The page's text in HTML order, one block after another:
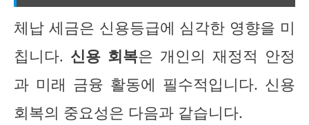
체납 세금은 신용등급에 심각한 영향을 미
칩니다. 신용 회복은 개인의 재정적 안정
과 미래 금융 활동에 필수적입니다. 신용
회복의 중요성은 다음과 같습니다.